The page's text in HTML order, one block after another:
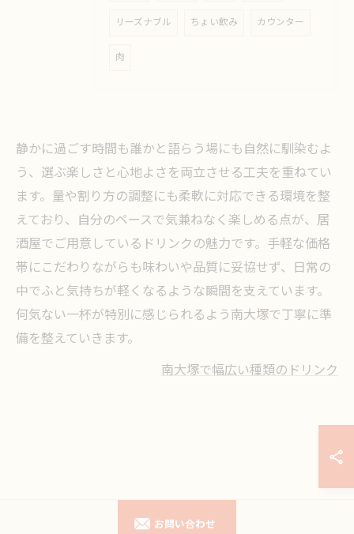
リーズナブル ちょい飲み カウンター
肉
静かに過ごす時間も誰かと語らう場にも自然に馴染むよ
う、選ぶ楽しさと心地よさを両立させる工夫を重ねてい
ます。量や割り方の調整にも柔軟に対応できる環境を整
えており、自分のペースで気兼ねなく楽しめる点が、居
酒屋でご用意しているドリンクの魅力です。手軽な価格
帯にこだわりながらも味わいや品質に妥協せず、日常の
中でふと気持ちが軽くなるような瞬間を支えています。
何気ない一杯が特別に感じられるよう南大塚で丁寧に準
備を整えていきます。
南大塚で幅広い種類のドリンク
お問い合わせ